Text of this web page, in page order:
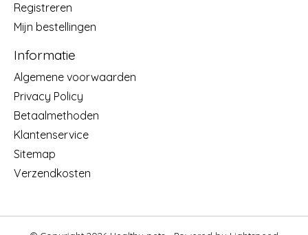
Registreren
Mijn bestellingen
Informatie
Algemene voorwaarden
Privacy Policy
Betaalmethoden
Klantenservice
Sitemap
Verzendkosten